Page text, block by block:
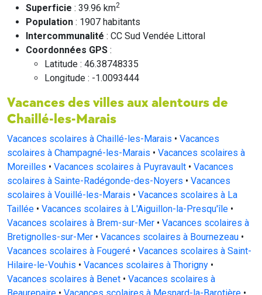
Superficie : 39.96 km2
Population : 1907 habitants
Intercommunalité : CC Sud Vendée Littoral
Coordonnées GPS :
Latitude : 46.38748335
Longitude : -1.0093444
Vacances des villes aux alentours de
Chaillé-les-Marais
Vacances scolaires à Chaillé-les-Marais • Vacances
scolaires à Champagné-les-Marais • Vacances scolaires à
Moreilles • Vacances scolaires à Puyravault • Vacances
scolaires à Sainte-Radégonde-des-Noyers • Vacances
scolaires à Vouillé-les-Marais • Vacances scolaires à La
Taillée • Vacances scolaires à L'Aiguillon-la-Presqu'île •
Vacances scolaires à Brem-sur-Mer • Vacances scolaires à
Bretignolles-sur-Mer • Vacances scolaires à Bournezeau •
Vacances scolaires à Fougeré • Vacances scolaires à Saint-
Hilaire-le-Vouhis • Vacances scolaires à Thorigny •
Vacances scolaires à Benet • Vacances scolaires à